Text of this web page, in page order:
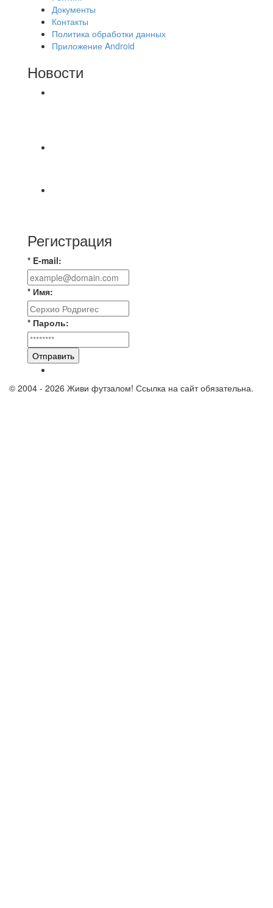
Документы
Контакты
Политика обработки данных
Приложение Android
Новости
Регистрация
* E-mail:
* Имя:
* Пароль:
Отправить
© 2004 - 2026 Живи футзалом! Ссылка на сайт обязательна.